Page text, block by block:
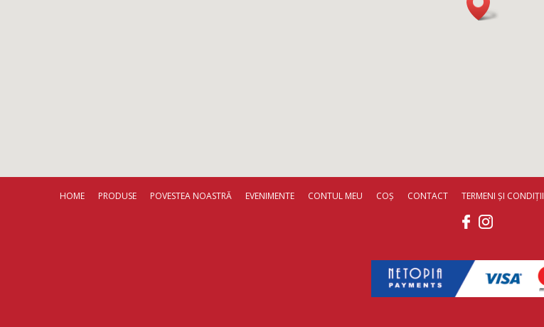
HOME PRODUSE POVESTEA NOASTRĂ EVENIMENTE CONTUL MEU COȘ CONTACT TERMENI ȘI CONDIȚII